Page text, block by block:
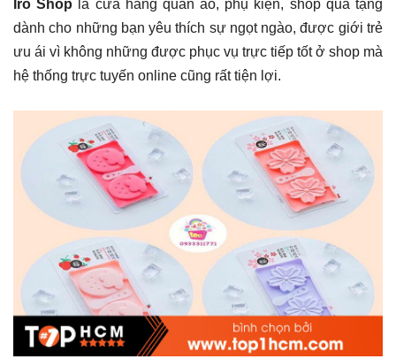
Iro Shop là cửa hàng quần áo, phụ kiện, shop quà tặng
dành cho những bạn yêu thích sự ngọt ngào, được giới trẻ
ưu ái vì không những được phục vụ trực tiếp tốt ở shop mà
hệ thống trực tuyến online cũng rất tiện lợi.